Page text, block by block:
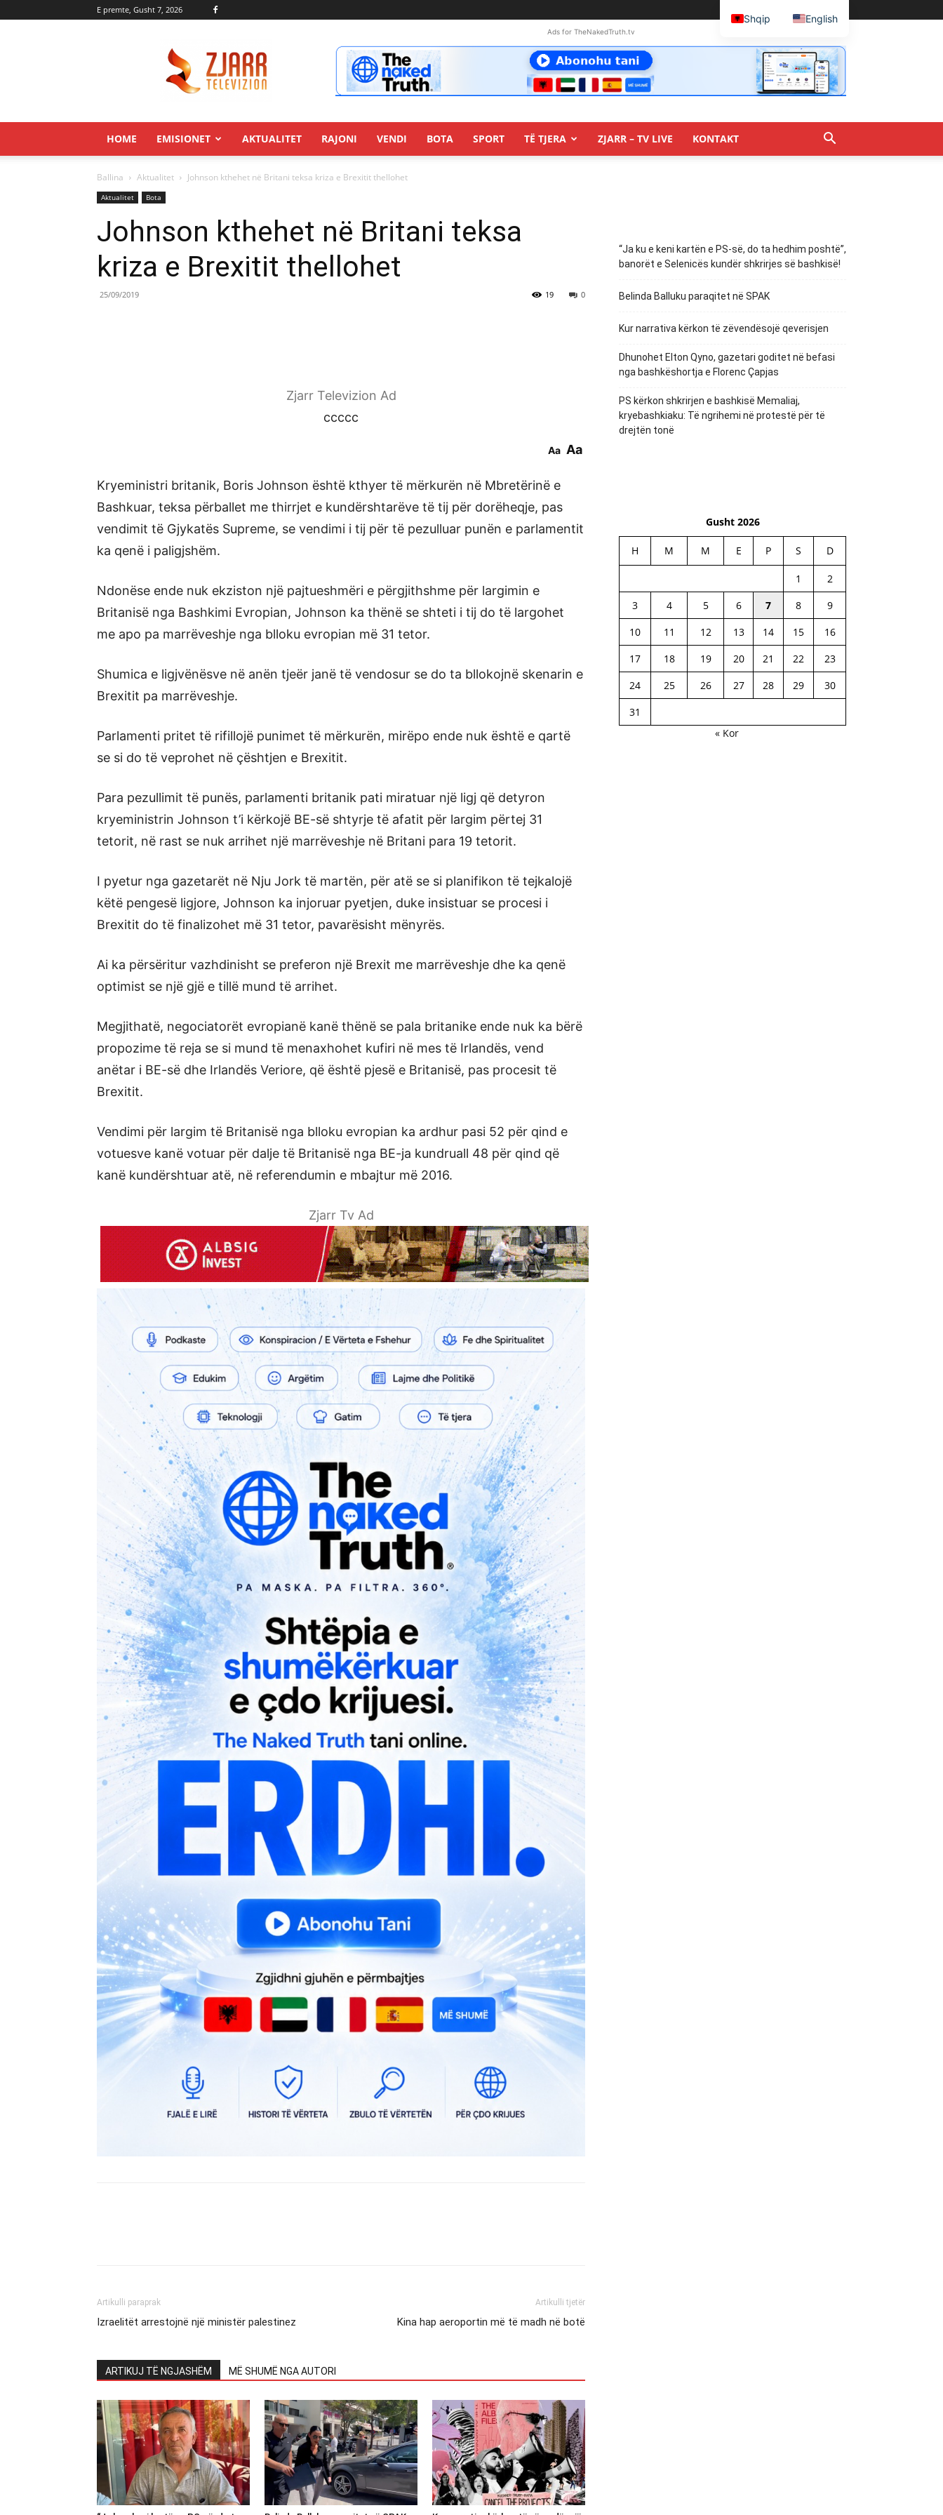
E premte, Gusht 7, 2026
Ads for TheNakedTruth.tv
HOME EMISIONET AKTUALITET RAJONI VENDI BOTA SPORT TË TJERA ZJARR – TV LIVE KONTAKT
Ballina Aktualitet Johnson kthehet në Britani teksa kriza e Brexitit thellohet
Aktualitet Bota
Johnson kthehet në Britani teksa
kriza e Brexitit thellohet
25/09/2019 0
19
Zjarr Televizion Ad
ccccc
Aa Aa
Kryeministri britanik, Boris Johnson është kthyer të mërkurën në Mbretërinë e
Bashkuar, teksa përballet me thirrjet e kundërshtarëve të tij për dorëheqje, pas
vendimit të Gjykatës Supreme, se vendimi i tij për të pezulluar punën e parlamentit
ka qenë i paligjshëm.
Ndonëse ende nuk ekziston një pajtueshmëri e përgjithshme për largimin e
Britanisë nga Bashkimi Evropian, Johnson ka thënë se shteti i tij do të largohet
me apo pa marrëveshje nga blloku evropian më 31 tetor.
Shumica e ligjvënësve në anën tjeër janë të vendosur se do ta bllokojnë skenarin e
Brexitit pa marrëveshje.
Parlamenti pritet të rifillojë punimet të mërkurën, mirëpo ende nuk është e qartë
se si do të veprohet në çështjen e Brexitit.
Para pezullimit të punës, parlamenti britanik pati miratuar një ligj që detyron
kryeministrin Johnson t’i kërkojë BE-së shtyrje të afatit për largim përtej 31
tetorit, në rast se nuk arrihet një marrëveshje në Britani para 19 tetorit.
I pyetur nga gazetarët në Nju Jork të martën, për atë se si planifikon të tejkalojë
këtë pengesë ligjore, Johnson ka injoruar pyetjen, duke insistuar se procesi i
Brexitit do të finalizohet më 31 tetor, pavarësisht mënyrës.
Ai ka përsëritur vazhdinisht se preferon një Brexit me marrëveshje dhe ka qenë
optimist se një gjë e tillë mund të arrihet.
Megjithatë, negociatorët evropianë kanë thënë se pala britanike ende nuk ka bërë
propozime të reja se si mund të menaxhohet kufiri në mes të Irlandës, vend
anëtar i BE-së dhe Irlandës Veriore, që është pjesë e Britanisë, pas procesit të
Brexitit.
Vendimi për largim të Britanisë nga blloku evropian ka ardhur pasi 52 për qind e
votuesve kanë votuar për dalje të Britanisë nga BE-ja kundruall 48 për qind që
kanë kundërshtuar atë, në referendumin e mbajtur më 2016.
Zjarr Tv Ad
Artikulli paraprak
Izraelitët arrestojnë një ministër palestinez
Artikulli tjetër
Kina hap aeroportin më të madh në botë
ARTIKUJ TË NGJASHËM MË SHUMË NGA AUTORI
“Ja ku e keni kartën e PS-së, do ta hedhim poshtë”,
banorët e Selenicës kundër shkrirjes së bashkisë!
Belinda Balluku paraqitet në SPAK
Kur narrativa kërkon të zëvendësojë qeverisjen
Dhunohet Elton Qyno, gazetari goditet në befasi
nga bashkëshortja e Florenc Çapjas
PS kërkon shkrirjen e bashkisë Memaliaj,
kryebashkiaku: Të ngrihemi në protestë për të
drejtën tonë
Gusht 2026
H M M E P S D
1
2
3
4 5 6 7 8
9
10
11 12 13 14 15
16
17
18 19 20 21 22
23
24
25 26 27 28 29
30
31
« Kor
Shqip English